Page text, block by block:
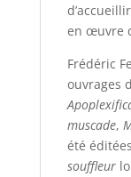
en œuvre
Frédéric
ouvrages
muscade,
été
souffleur